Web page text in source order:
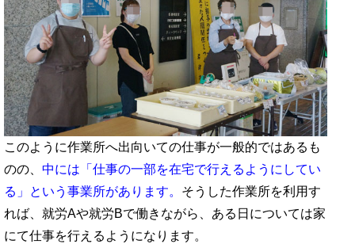
このように作業所へ出向いての仕事が一般的ではあるも
のの、 中には「仕事の一部を在宅で行えるようにしてい
る」という事業所があります。 そうした作業所を利用す
れば、就労Aや就労Bで働きながら、ある日については家
にて仕事を行えるようになります。